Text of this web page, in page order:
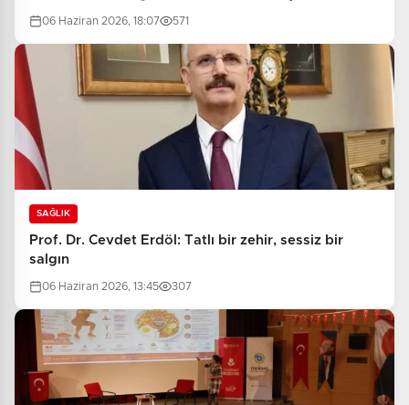
06 Haziran 2026, 18:07 571
SAĞLIK
Prof. Dr. Cevdet Erdöl: Tatlı bir zehir, sessiz bir
salgın
06 Haziran 2026, 13:45 307